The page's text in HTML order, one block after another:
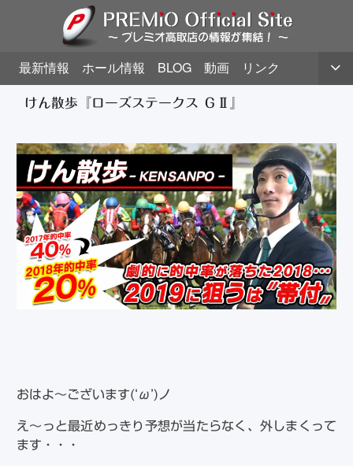
最新情報 ホール情報 BLOG 動画 リンク
けん散歩『ローズステークス ＧⅡ』
おはよ～ございます(‘ω’)ノ
え～っと最近めっきり予想が当たらなく、外しまくって
ます・・・